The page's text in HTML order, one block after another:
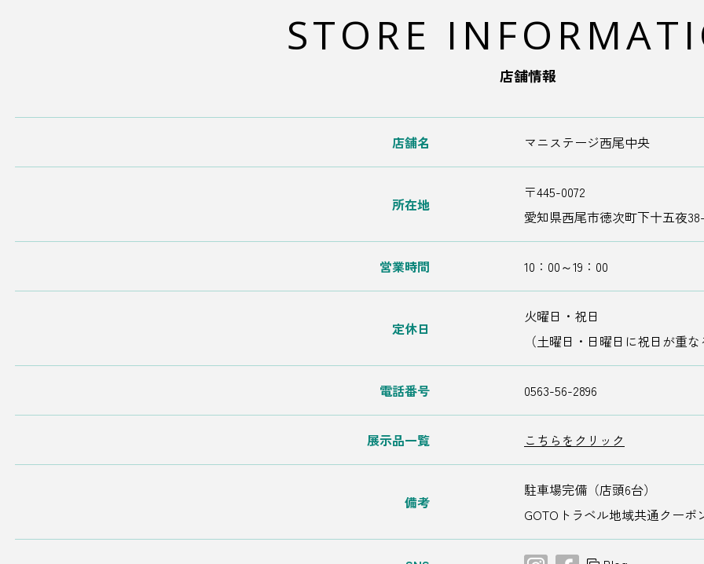
STORE
店舗情報
店舗名 マニステージ西尾中央
所在地
〒445-0072
愛知県西尾市徳次町下十五夜
営業時間 10：00～19：00
定休日
火曜日・祝日
（土曜日・日曜日に祝日が重
電話番号 0563-56-2896
展示品一覧 こちらをクリック
備考
駐車場完備（店頭6台）
GOTOトラベル地域共通クー